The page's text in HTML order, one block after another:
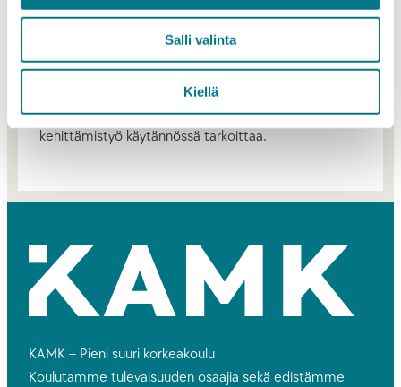
Salli valinta
Kiellä
alueen entistä parempaan menestymiseen.
Kajaanin ammattikorkeakoulussa on luova ilo
toiminnassa. Tervetuloa Kajaanin
ammattikorkeakouluun tutkimaan, mitä alueen
kehittämistyö käytännössä tarkoittaa.
KAMK – Pieni suuri korkeakoulu
Koulutamme tulevaisuuden osaajia sekä edistämme